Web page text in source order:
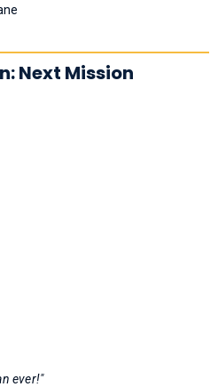
Next Mission
ever!"